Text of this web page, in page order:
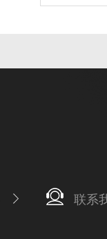
联系